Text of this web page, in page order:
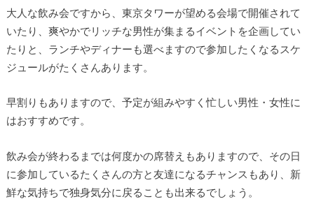
大人な飲み会ですから、東京タワーが望める会場で開催されて
いたり、爽やかでリッチな男性が集まるイベントを企画してい
たりと、ランチやディナーも選べますので参加したくなるスケ
ジュールがたくさんあります。
早割りもありますので、予定が組みやすく忙しい男性・女性に
はおすすめです。
飲み会が終わるまでは何度かの席替えもありますので、その日
に参加しているたくさんの方と友達になるチャンスもあり、新
鮮な気持ちで独身気分に戻ることも出来るでしょう。